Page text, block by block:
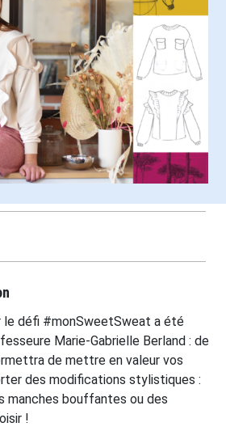
le défi #monSweetSweat a été
Marie-Gabrielle Berland : de
de mettre en valeur vos
des modifications stylistiques :
manches bouffantes ou des
!